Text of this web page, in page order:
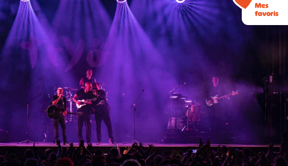
Mes
favoris